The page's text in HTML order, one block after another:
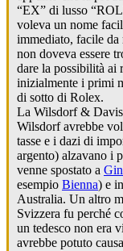
“EX” di lusso
voleva un nome
immediato, facile da
non doveva essere
dare la possibilità ai
inizialmente i primi
di sotto di Rolex.
La Wilsdorf & Davis
Wilsdorf avrebbe
tasse e i dazi di
argento) alzavano i
venne spostato a
esempio Bienna) e
Australia. Un altro
Svizzera fu perché
un tedesco non era
avrebbe potuto